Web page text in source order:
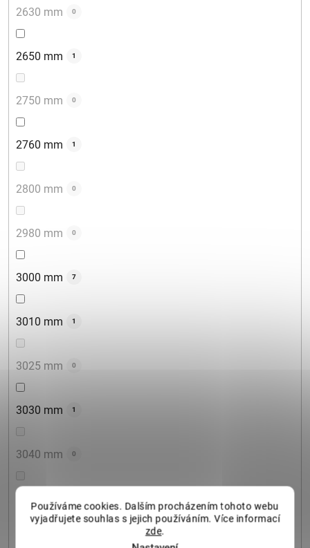
Používáme cookies. Dalším procházením tohoto webu
vyjadřujete souhlas s jejich používáním. Více informací
zde.
2630 mm 0
2650 mm 1
2750 mm 0
2760 mm 1
2800 mm 0
2980 mm 0
3000 mm 7
3010 mm 1
3025 mm 0
3030 mm 1
3040 mm 0
3050 mm